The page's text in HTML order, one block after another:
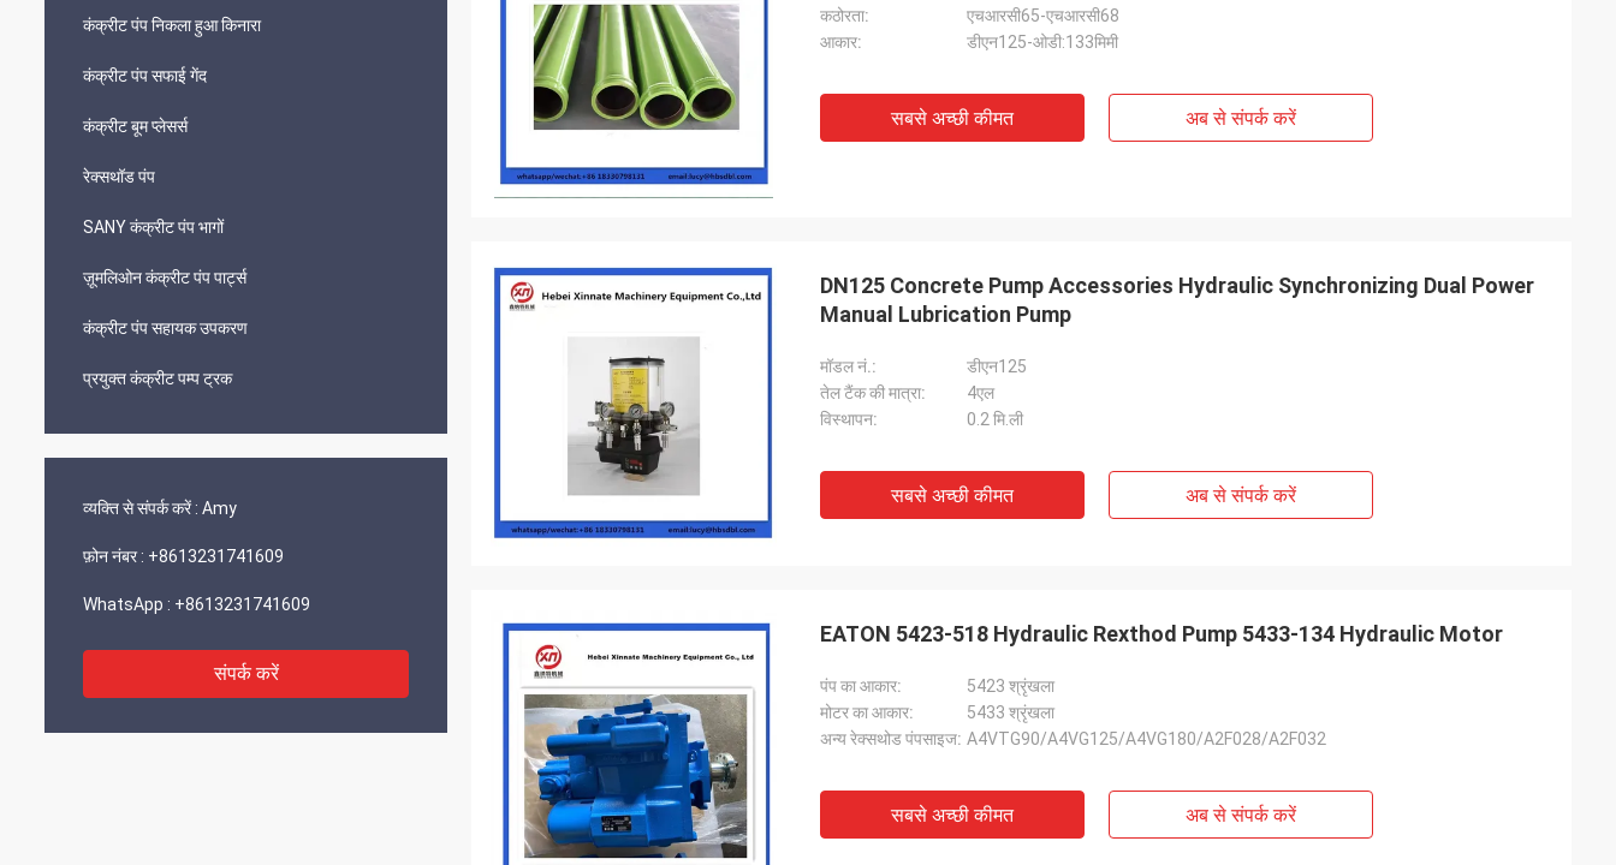
कंक्रीट पंप निकला हुआ किनारा
कंक्रीट पंप सफाई गेंद
कंक्रीट बूम प्लेसर्स
रेक्सथॉड पंप
SANY कंक्रीट पंप भागों
ज़ूमलिओन कंक्रीट पंप पार्ट्स
कंक्रीट पंप सहायक उपकरण
प्रयुक्त कंक्रीट पम्प ट्रक
व्यक्ति से संपर्क करें : Amy
फ़ोन नंबर : +8613231741609
WhatsApp : +8613231741609
संपर्क करें
कठोरता:
एचआरसी65-एचआरसी68
आकार:
डीएन125-ओडी:133मिमी
सबसे अच्छी कीमत अब से संपर्क करें
DN125 Concrete Pump Accessories Hydraulic Synchronizing Dual Power
Manual Lubrication Pump
मॉडल नं.:
डीएन125
तेल टैंक की मात्रा:
4एल
विस्थापन:
0.2 मि.ली
सबसे अच्छी कीमत अब से संपर्क करें
EATON 5423-518 Hydraulic Rexthod Pump 5433-134 Hydraulic Motor
पंप का आकार:
5423 श्रृंखला
मोटर का आकार:
5433 श्रृंखला
अन्य रेक्सथोड पंपसाइज: A4VTG90/A4VG125/A4VG180/A2F028/A2F032
सबसे अच्छी कीमत अब से संपर्क करें